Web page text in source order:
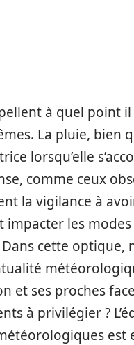
à quel point il
La pluie, bien
lorsqu’elle
comme ceux
la vigilance à
impacter les modes
cette optique,
et ses proches
à privilégier ?
est